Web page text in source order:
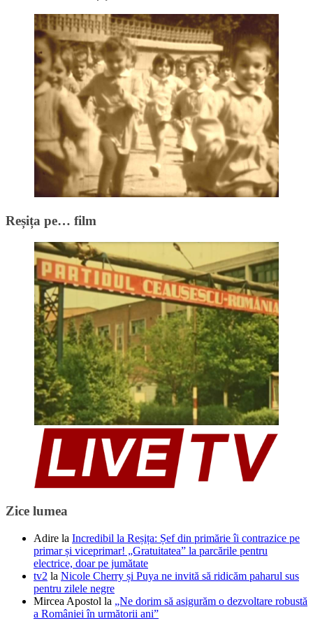
Reșița pe… film
Zice lumea
Adire la Incredibil la Reșița: Șef din primărie îi contrazice pe
primar și viceprimar! „Gratuitatea” la parcările pentru
electrice, doar pe jumătate
tv2 la Nicole Cherry și Puya ne invită să ridicăm paharul sus
pentru zilele negre
Mircea Apostol la „Ne dorim să asigurăm o dezvoltare robustă
a României în următorii ani”